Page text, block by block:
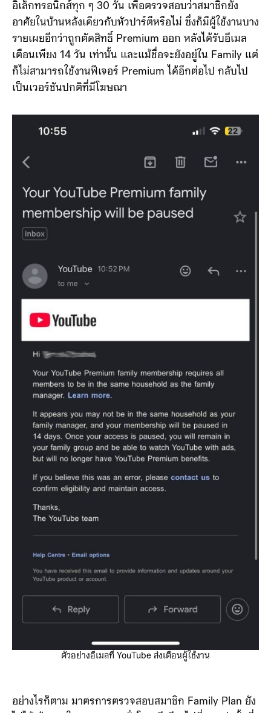
โดยการตรวจสอบของ YouTube จะเป็นการเช็กอินแบบ
อิเล็กทรอนิกส์ทุก ๆ 30 วัน เพื่อตรวจสอบว่าสมาชิกยัง
อาศัยในบ้านหลังเดียวกับหัวปาร์ตีหรือไม่ ซึ่งก็มีผู้ใช้งานบาง
รายเผยอีกว่าถูกตัดสิทธิ์ Premium ออก หลังได้รับอีเมล
เตือนเพียง 14 วัน เท่านั้น และแม้ชื่อจะยังอยู่ใน Family แต่
ก็ไม่สามารถใช้งานฟีเจอร์ Premium ได้อีกต่อไป กลับไป